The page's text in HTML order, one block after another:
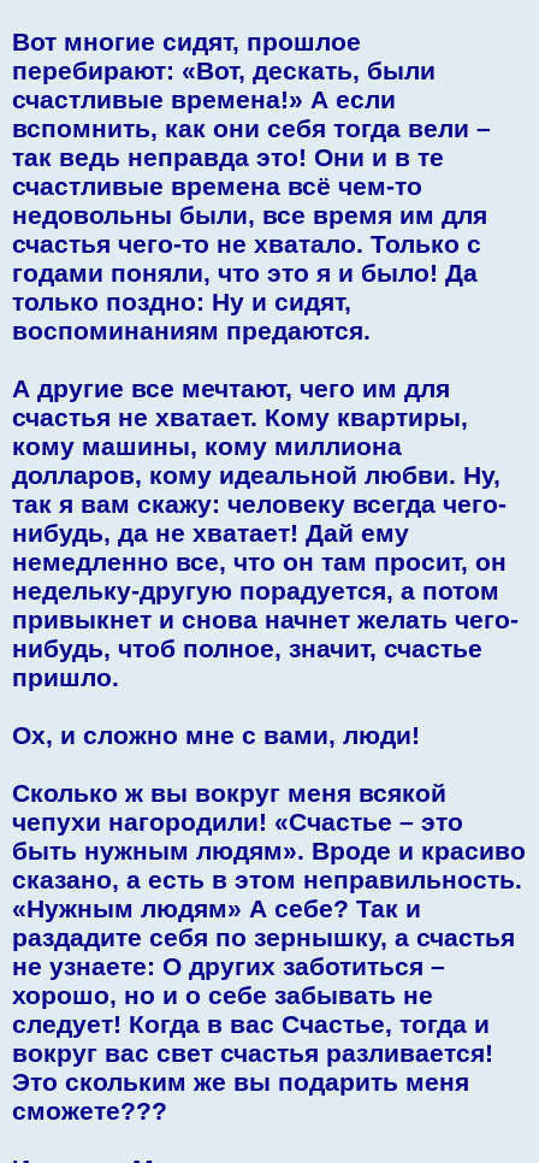
Вот многие сидят, прошлое
перебирают: «Вот, дескать, были
счастливые времена!» А если
вспомнить, как они себя тогда вели –
так ведь неправда это! Они и в те
счастливые времена всё чем-то
недовольны были, все время им для
счастья чего-то не хватало. Только с
годами поняли, что это я и было! Да
только поздно: Ну и сидят,
воспоминаниям предаются.
А другие все мечтают, чего им для
счастья не хватает. Кому квартиры,
кому машины, кому миллиона
долларов, кому идеальной любви. Ну,
так я вам скажу: человеку всегда чего-
нибудь, да не хватает! Дай ему
немедленно все, что он там просит, он
недельку-другую порадуется, а потом
привыкнет и снова начнет желать чего-
нибудь, чтоб полное, значит, счастье
пришло.
Ох, и сложно мне с вами, люди!
Сколько ж вы вокруг меня всякой
чепухи нагородили! «Счастье – это
быть нужным людям». Вроде и красиво
сказано, а есть в этом неправильность.
«Нужным людям» А себе? Так и
раздадите себя по зернышку, а счастья
не узнаете: О других заботиться –
хорошо, но и о себе забывать не
следует! Когда в вас Счастье, тогда и
вокруг вас свет счастья разливается!
Это скольким же вы подарить меня
сможете???